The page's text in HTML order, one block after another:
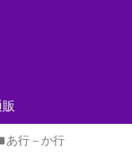
あ行－か行